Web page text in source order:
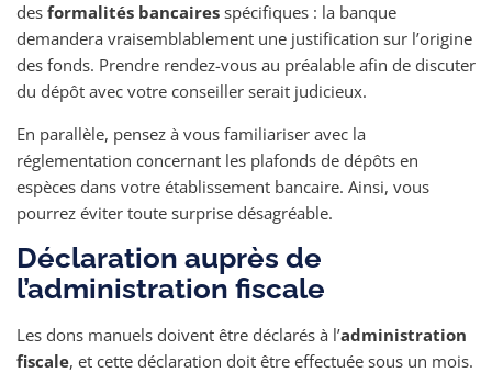
des formalités bancaires spécifiques : la banque
demandera vraisemblablement une justification sur l’origine
des fonds. Prendre rendez-vous au préalable afin de discuter
du dépôt avec votre conseiller serait judicieux.
En parallèle, pensez à vous familiariser avec la
réglementation concernant les plafonds de dépôts en
espèces dans votre établissement bancaire. Ainsi, vous
pourrez éviter toute surprise désagréable.
Déclaration auprès de
l’administration fiscale
Les dons manuels doivent être déclarés à l’administration
fiscale, et cette déclaration doit être effectuée sous un mois.